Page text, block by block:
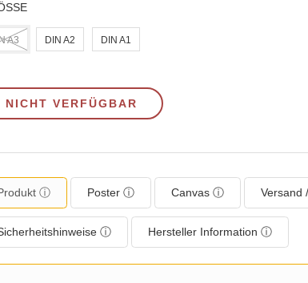
A3 DIN A2 DIN A1
NICHT VERFÜGBAR
ⓘ Poster ⓘ Canvas ⓘ Versand
ⓘ Hersteller Information ⓘ